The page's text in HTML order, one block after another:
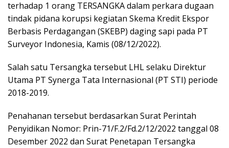
terhadap 1 orang TERSANGKA dalam perkara dugaan
tindak pidana korupsi kegiatan Skema Kredit Ekspor
Berbasis Perdagangan (SKEBP) daging sapi pada PT
Surveyor Indonesia, Kamis (08/12/2022).
Salah satu Tersangka tersebut LHL selaku Direktur
Utama PT Synerga Tata Internasional (PT STI) periode
2018-2019.
Penahanan tersebut berdasarkan Surat Perintah
Penyidikan Nomor: Prin-71/F.2/Fd.2/12/2022 tanggal 08
Desember 2022 dan Surat Penetapan Tersangka